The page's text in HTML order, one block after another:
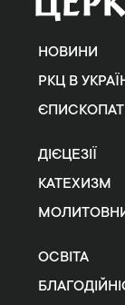
НОВИНИ
РКЦ В
ЄПИСКОПАТ
ДІЄЦЕЗІЇ
КАТЕХИЗМ
ОСВІТА